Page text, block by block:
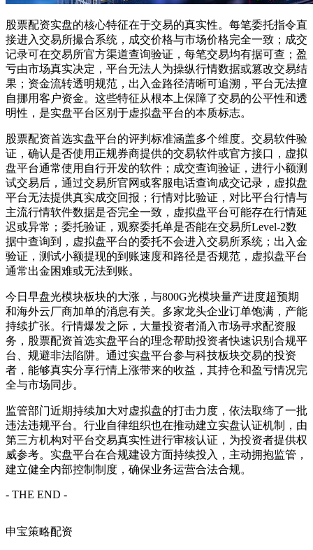
股票配资实盘的核心特征在于交易的真实性。每笔委托指令直
接进入交易所撮合系统，成交价格与市场价格完全一致；成交
记录可在交易所官方渠道查询验证，每笔交易均有据可查；盈
亏由市场真实决定，平台无法人为操纵行情数据或篡改交易结
果；资金流转透明规范，出入金路径清晰可追溯，平台无法擅
自挪用客户资金。这些特征从根本上保障了交易的公平性和透
明性，是实盘平台区别于虚拟盘平台的本质标志。
股票配资首选实盘平台的评判标准涵盖多个维度。交易软件验
证，确认是否使用正规券商提供的交易软件或官方接口，虚拟
盘平台通常使用自行开发的软件；成交查询验证，进行小额测
试交易后，通过交易所官网或客服电话查询成交记录，虚拟盘
平台无法提供真实成交回报；行情对比验证，对比平台行情与
主流行情软件数据是否完全一致，虚拟盘平台可能存在行情延
迟或异常；委托验证，观察委托单是否能在交易所Level-2数
据中查询到，虚拟盘平台的委托不会进入交易所系统；出入金
验证，测试小额提现的到账速度和路径是否规范，虚拟盘平台
通常出金困难或无法到账。
今日早盘光模块板块的大涨，与800G光模块量产进度超预期
和海外云厂商加单的消息有关。多家龙头企业订单饱满，产能
持续扩张。行情爆发之际，大量投资者涌入市场寻求配资服
务，股票配资首选实盘平台的理念帮助投资者快速识别合规平
台、规避非法陷阱。通过实盘平台参与科技板块交易的投资
者，能够真实分享行情上涨带来的收益，其持仓和盈亏情况完
全与市场同步。
监管部门近期持续加大对虚拟盘的打击力度，依法取缔了一批
违法违规平台。行业自律组织也在推动建立实盘认证机制，由
第三方机构对平台交易真实性进行审核认证，为投资者提供权
威参考。实盘平台在合规建设方面持续投入，主动拥抱监管，
建立健全内部控制制度，确保业务运营合法合规。
- THE END -
申宝策略配资